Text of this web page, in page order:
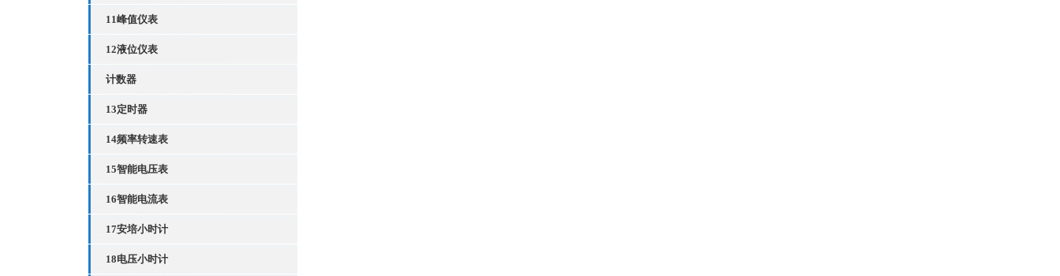
11峰值仪表
12液位仪表
计数器
13定时器
14频率转速表
15智能电压表
16智能电流表
17安培小时计
18电压小时计